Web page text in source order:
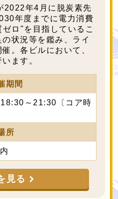
2022年4月に脱炭素先
年度までに電力消費
ロ"を目指しているこ
状況等を鑑み、ライ
。各ビルにおいて、
ます。
期間
～21:30
〔コア時
所
見る